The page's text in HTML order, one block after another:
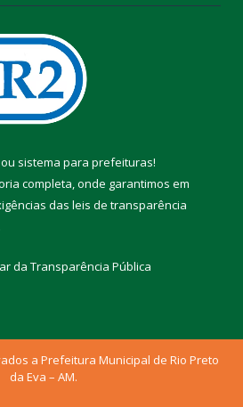
ou sistema para prefeituras!
completa, onde garantimos em
das leis de transparência
da Transparência Pública
a Prefeitura Municipal de Rio Preto
da Eva – AM.